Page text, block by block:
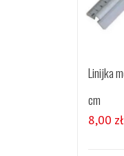
Linijka
cm
8,00 zł